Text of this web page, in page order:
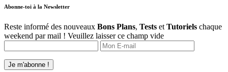
Abonne-toi à la Newsletter
Reste informé des nouveaux Bons Plans, Tests et Tutoriels chaque
weekend par mail ! Veuillez laisser ce champ vide